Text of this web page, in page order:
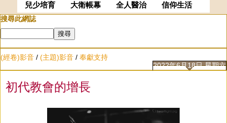
兒少培育 大衛帳幕 全人醫治
信仰生活
搜尋此網誌
(經卷)影音 / (主題)影音 / 奉獻支持
2022年6月18日 星期六
初代教會的增長